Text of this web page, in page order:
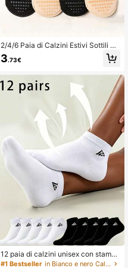
2/4/6 Paia di Calzini Estivi Sottili a
Mezza Punta per Donna Antiscivol
o Invisibili Basso Taglio Casual
3.73€
12 paia di calzini unisex con stampa
geometrica e numeri, nero & bianco,
#1 Bestseller in Bianco e nero Calzini alla caviglia da donna